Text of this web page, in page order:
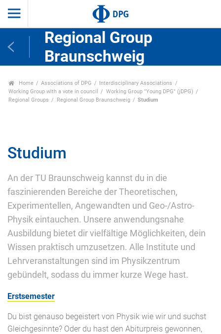
Regional Group
Braunschweig
Home Associations of DPG
Interdisciplinary Associations
Working Group with a vote in council
Working Group "Young DPG" (jDPG)
Regional Groups
Regional Group Braunschweig Studium
Studium
An der TU Braunschweig kannst du in die
faszinierenden Bereiche der Theoretischen,
Experimentellen, Angewandten und Geo-/Astro-
Physik eintauchen. Unsere anwendungsnahe
Ausbildung bietet dir vielfältige Möglichkeiten, dein
Wissen praktisch umzusetzen. Alle Institute und
Lehrveranstaltungen sind im Physikzentrum
gebündelt, sodass du immer kurze Wege hast.
Erstsemester
Du bist genauso begeistert von Physik wie wir und suchst
Gleichgesinnte? Oder du hast den Abiturpreis gewonnen,